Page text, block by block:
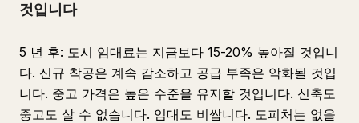
것입니다
5 년 후: 도시 임대료는 지금보다 15-20% 높아질 것입니
다. 신규 착공은 계속 감소하고 공급 부족은 악화될 것입
니다. 중고 가격은 높은 수준을 유지할 것입니다. 신축도
중고도 살 수 없습니다. 임대도 비쌉니다. 도피처는 없을